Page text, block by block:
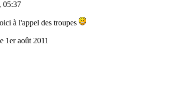
05:37
à l'appel des troupes
1er août 2011